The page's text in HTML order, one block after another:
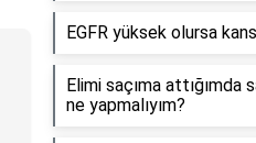
EGFR yüksek olursa
Elimi saçıma attığımda
ne yapmalıyım?